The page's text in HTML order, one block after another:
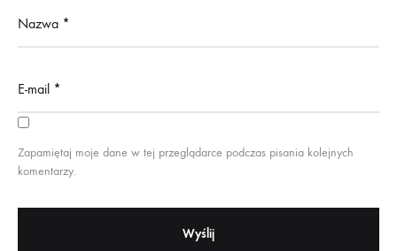
Nazwa *
E-mail *
Zapamiętaj moje dane w tej przeglądarce podczas pisania kolejnych
komentarzy.